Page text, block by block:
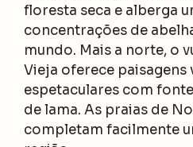
floresta seca e alberga
concentrações de
mundo. Mais a norte, o
Vieja oferece paisagens
espetaculares com
de lama. As praias de
completam facilmente